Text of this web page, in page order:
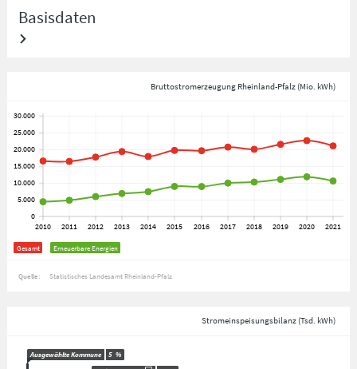
Basisdaten
Bruttostromerzeugung Rheinland-Pfalz (Mio. kWh)
Gesamt Erneuerbare Energien
Quelle: Statistisches Landesamt Rheinland-Pfalz
Stromeinspeisungsbilanz (Tsd. kWh)
Ausgewählte Kommune 5 %